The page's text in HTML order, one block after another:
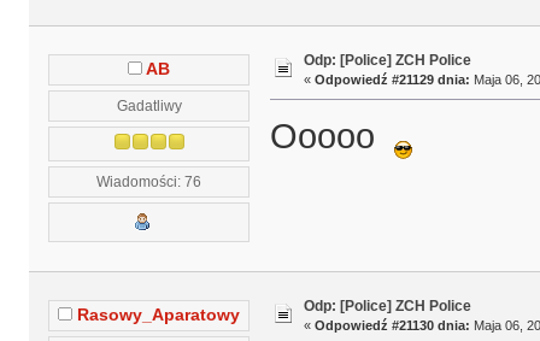
AB
Gadatliwy
Wiadomości: 76
Odp: [Police] ZCH Police
« Odpowiedź #21129 dnia: Maja 06,
Ooooo
Rasowy_Aparatowy Odp: [Police] ZCH Police
« Odpowiedź #21130 dnia: Maja 06,